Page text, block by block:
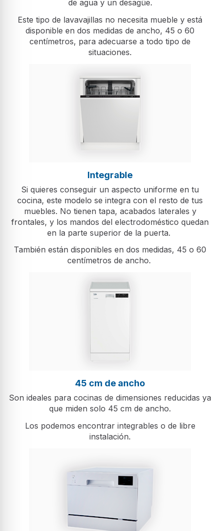
de agua y un desagüe.
Este tipo de lavavajillas no necesita mueble y está
disponible en dos medidas de ancho, 45 o 60
centímetros, para adecuarse a todo tipo de
situaciones.
Integrable
Si quieres conseguir un aspecto uniforme en tu
cocina, este modelo se integra con el resto de tus
muebles. No tienen tapa, acabados laterales y
frontales, y los mandos del electrodoméstico quedan
en la parte superior de la puerta.
También están disponibles en dos medidas, 45 o 60
centímetros de ancho.
45 cm de ancho
Son ideales para cocinas de dimensiones reducidas ya
que miden solo 45 cm de ancho.
Los podemos encontrar integrables o de libre
instalación.